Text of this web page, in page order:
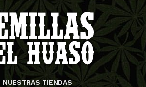
NUESTRAS TIENDAS